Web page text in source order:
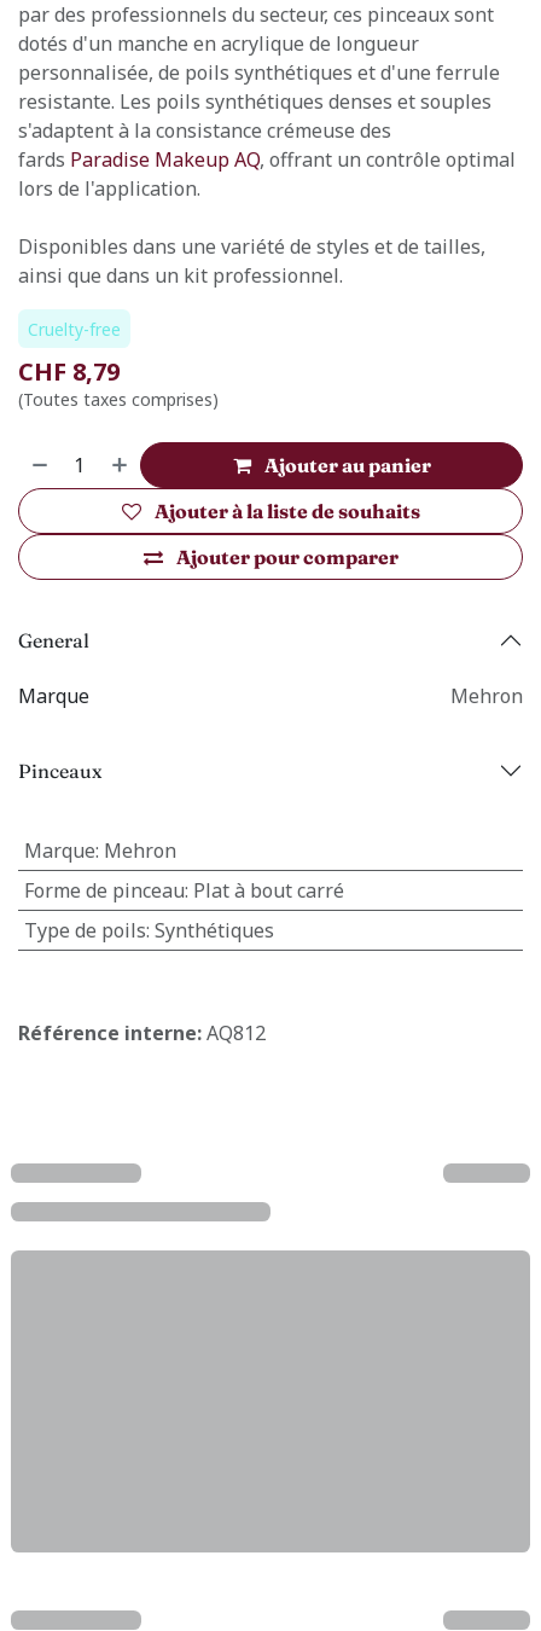
par des professionnels du secteur, ces pinceaux sont
dotés d'un manche en acrylique de longueur
personnalisée, de poils synthétiques et d'une ferrule
resistante. Les poils synthétiques denses et souples
s'adaptent à la consistance crémeuse des
fards Paradise Makeup AQ, offrant un contrôle optimal
lors de l'application.
Disponibles dans une variété de styles et de tailles,
ainsi que dans un kit professionnel.
Cruelty-free
CHF 8,79
(Toutes taxes comprises)
Ajouter au panier
Ajouter pour comparer
Ajouter à la liste de souhaits
General
Marque Mehron
Pinceaux
Marque: Mehron
Forme de pinceau: Plat à bout carré
Type de poils: Synthétiques
Référence interne:AQ812